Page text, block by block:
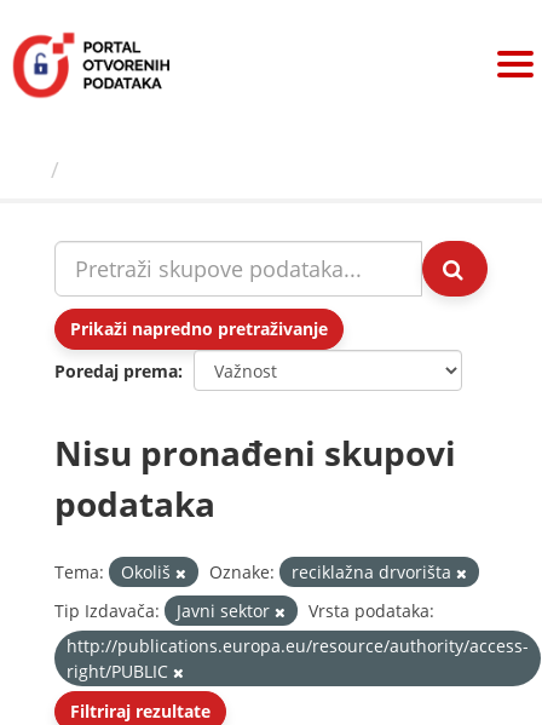
sadržaj
Prikaži napredno pretraživanje
Poredaj prema
Nisu pronađeni skupovi
podataka
Tema: Okoliš Oznake:
reciklažna drvorišta
Tip Izdavača:
Javni sektor
Vrsta podataka:
http://publications.europa.eu/resource/authority/access-
right/PUBLIC
Filtriraj rezultate